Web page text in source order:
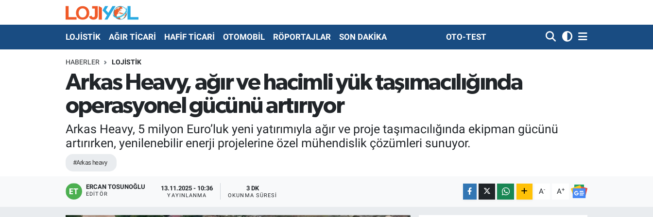
LOJİSTİK AĞIR TİCARİ HAFİF TİCARİ OTOMOBİL RÖPORTAJLAR SON DAKİKA OTO-TEST
HABERLER LOJİSTİK
Arkas Heavy, ağır ve hacimli yük taşımacılığında
operasyonel gücünü artırıyor
Arkas Heavy, 5 milyon Euro’luk yeni yatırımıyla ağır ve proje taşımacılığında ekipman gücünü
artırırken, yenilenebilir enerji projelerine özel mühendislik çözümleri sunuyor.
#Arkas heavy
ERCAN TOSUNOĞLU
EDITÖR
13.11.2025 - 10:36
YAYINLANMA
3 DK
OKUNMA SÜRESI A- A+
OTO-TEST